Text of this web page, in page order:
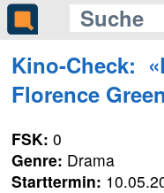
Kino-Check:
Florence
FSK: 0
Genre: Drama
Starttermin: